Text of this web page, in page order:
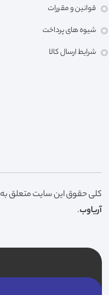
قوانین و مقررات
شیوه های پرداخت
شرایط ارسال کالا
کلی حقوق این سایت متعلق به
آریاوب.